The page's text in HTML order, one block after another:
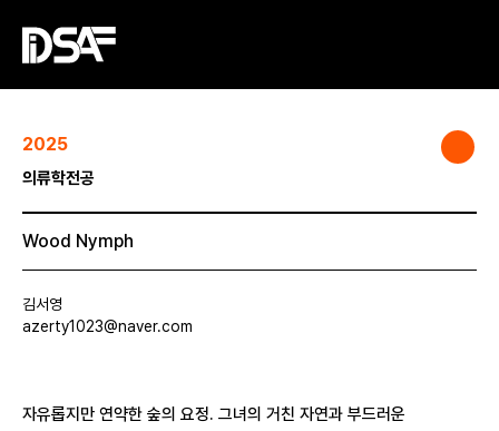
2025
의류학전공
Wood Nymph
김서영
azerty1023@naver.com
자유롭지만 연약한 숲의 요정. 그녀의 거친 자연과 부드러운